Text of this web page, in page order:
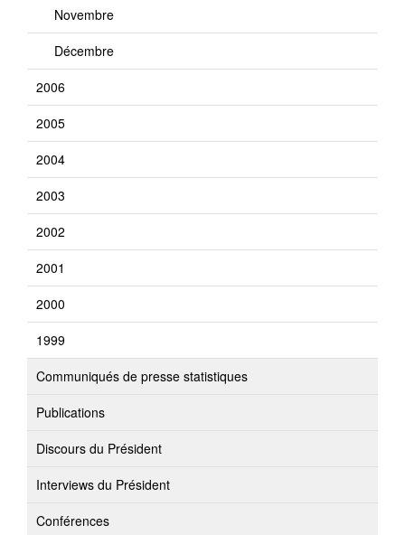
Novembre
Décembre
2006
2005
2004
2003
2002
2001
2000
1999
Communiqués de presse statistiques
Publications
Discours du Président
Interviews du Président
Conférences